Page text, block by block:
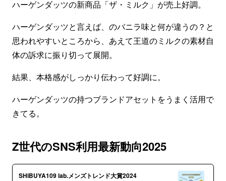
ハーゲンダッツの新商品「ザ・ミルク」が売上好調。
ハーゲンダッツと言えば、のバニラ味と何が違うの？と
思われやすいところから、あえて王道のミルクの素材自
体の訴求に振り切って展開。
結果、本格感がしっかり伝わって好調に。
ハーゲンダッツの持つブランドアセットをうまく活用で
きてる。
Z世代のSNS利用最新動向2025
SHIBUYA109 lab.メンズトレンド大賞2024